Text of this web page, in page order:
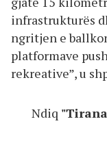
infrastrukturës
ngritjen e
platformave
rekreative”, u
Ndiq